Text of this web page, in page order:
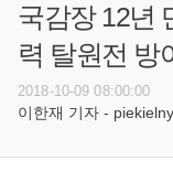
국감장 12년
력 탈원전 방
2018-10-09 08:00:00
이한재 기자 -